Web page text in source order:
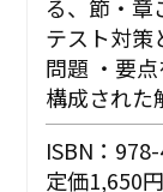
る、節・章
テスト対策
問題 ・要
構成された
ISBN：
定価1,650